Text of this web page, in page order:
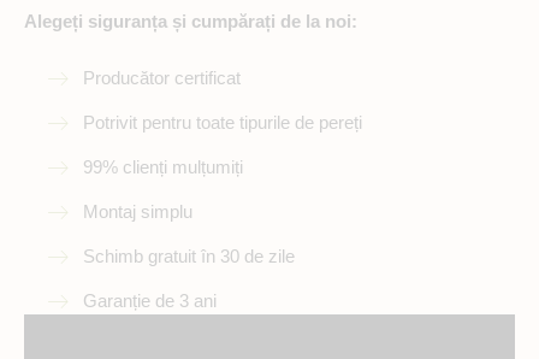
Alegeți siguranța și cumpărați de la noi:
Producător certificat
Potrivit pentru toate tipurile de pereți
99% clienți mulțumiți
Montaj simplu
Schimb gratuit în 30 de zile
Garanție de 3 ani